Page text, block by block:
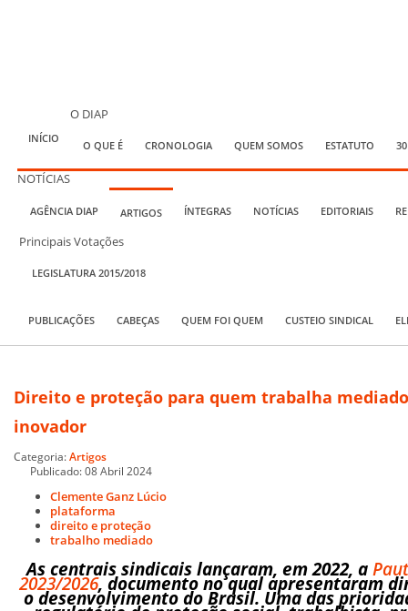
INÍCIO
O DIAP
O QUE É CRONOLOGIA QUEM SOMOS ESTATUTO
NOTÍCIAS
AGÊNCIA DIAP ARTIGOS ÍNTEGRAS NOTÍCIAS EDITORIAIS
Principais Votações
LEGISLATURA 2015/2018
PUBLICAÇÕES CABEÇAS QUEM FOI QUEM CUSTEIO SINDICAL
Direito e proteção para quem trabalha
inovador
Categoria:Artigos
Publicado: 08 Abril 2024
Clemente Ganz Lúcio
plataforma
direito e proteção
trabalho mediado
As centrais sindicais lançaram, em 2022, a
2023/2026, documento no qual apresentaram
o desenvolvimento do Brasil. Uma das